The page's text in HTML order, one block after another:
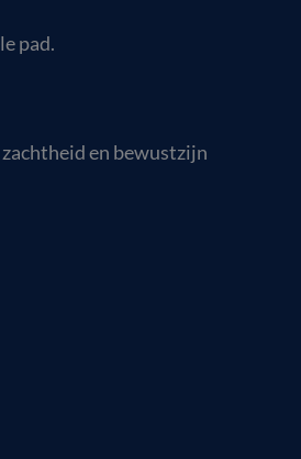
pad.
en bewustzijn